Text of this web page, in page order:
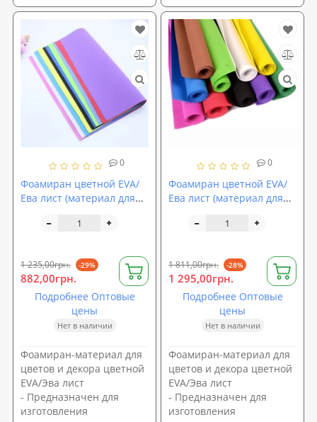
0
Фоамиран цветной EVA/
Ева лист (материал для
2000x1250x5мм
1 235,00грн. -29%
882,00грн.
Подробнее Оптовые
цены
Нет в наличии
Фоамиран-материал для
цветов и декора цветной
EVA/Эва лист
- Предназначен для
изготовления
0
Фоамиран цветной EVA/
Ева лист (материал для
2500х1500x4мм
1 811,00грн. -28%
1 295,00грн.
Подробнее Оптовые
цены
Нет в наличии
Фоамиран-материал для
цветов и декора цветной
EVA/Эва лист
- Предназначен для
изготовления